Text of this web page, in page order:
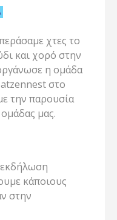
χτες το
και χορό στην
η ομάδα
στο
την παρουσία
μας.
εκδήλωση
κάποιους
στην